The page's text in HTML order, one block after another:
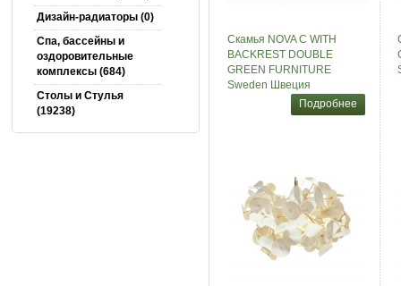
Дизайн-радиаторы (0)
Спа, бассейны и
оздоровительные
комплексы (684)
Столы и Cтулья
(19238)
Скамья NOVA C WITH
BACKREST DOUBLE
GREEN FURNITURE
Sweden Швеция
Подробнее